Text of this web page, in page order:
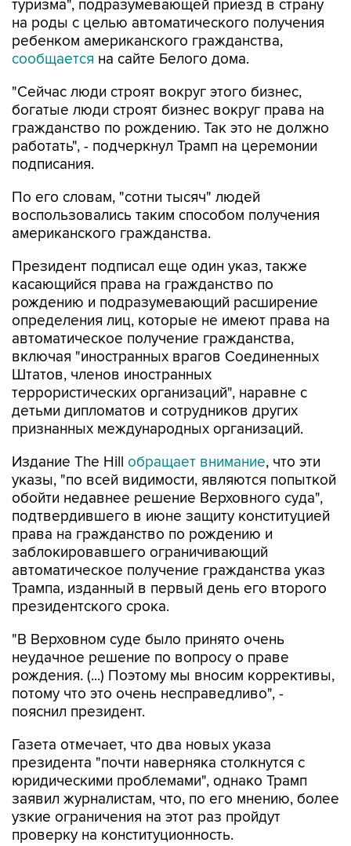
туризма", подразумевающей приезд в страну
на роды с целью автоматического получения
ребенком американского гражданства,
сообщается на сайте Белого дома.
"Сейчас люди строят вокруг этого бизнес,
богатые люди строят бизнес вокруг права на
гражданство по рождению. Так это не должно
работать", - подчеркнул Трамп на церемонии
подписания.
По его словам, "сотни тысяч" людей
воспользовались таким способом получения
американского гражданства.
Президент подписал еще один указ, также
касающийся права на гражданство по
рождению и подразумевающий расширение
определения лиц, которые не имеют права на
автоматическое получение гражданства,
включая "иностранных врагов Соединенных
Штатов, членов иностранных
террористических организаций", наравне с
детьми дипломатов и сотрудников других
признанных международных организаций.
Издание The Hill обращает внимание, что эти
указы, "по всей видимости, являются попыткой
обойти недавнее решение Верховного суда",
подтвердившего в июне защиту конституцией
права на гражданство по рождению и
заблокировавшего ограничивающий
автоматическое получение гражданства указ
Трампа, изданный в первый день его второго
президентского срока.
"В Верховном суде было принято очень
неудачное решение по вопросу о праве
рождения. (...) Поэтому мы вносим коррективы,
потому что это очень несправедливо", -
пояснил президент.
Газета отмечает, что два новых указа
президента "почти наверняка столкнутся с
юридическими проблемами", однако Трамп
заявил журналистам, что, по его мнению, более
узкие ограничения на этот раз пройдут
проверку на конституционность.